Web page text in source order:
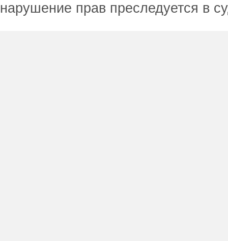
нарушение прав преследуется в